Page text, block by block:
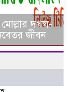
দখল-
জীবন